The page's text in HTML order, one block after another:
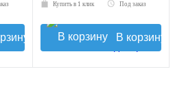
Купить в 1 клик Под заказ
В корзину